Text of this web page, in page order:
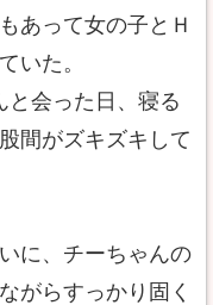
あって女の子とＨ
いた。
と会った日、寝る
間がズキズキして
に、チーちゃんの
がらすっかり固く